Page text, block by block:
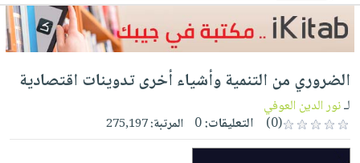
صدر
حديثاً
الأكثر
مبيعاً
جوائز
شحن
مخفض
كتب
الكترونية
الرئيسية
صدر
حديثاً
صوتية
الصفحة
الضروري من التنمية وأشياء أخرى تدوينات اقتصادية
لـنور الدين العوفي
(0)
التعليقات:0 المرتبة:275,197